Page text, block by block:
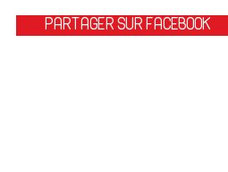
PARTAGER SUR FACEBOOK